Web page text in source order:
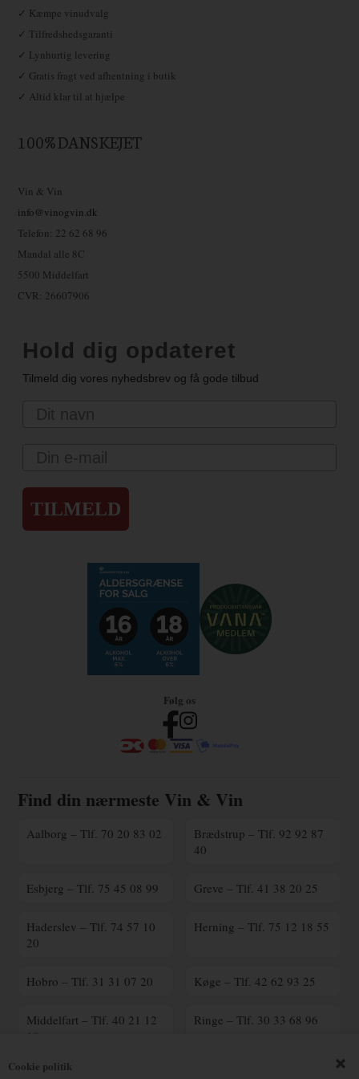
Cookie politik
✓ Kæmpe vinudvalg
✓ Tilfredshedsgaranti
✓ Lynhurtig levering
✓ Gratis fragt ved afhentning i butik
✓ Altid klar til at hjælpe
100% DANSKEJET
Vin & Vin
info@vinogvin.dk
Telefon: 22 62 68 96
Mandal alle 8C
5500 Middelfart
CVR: 26607906
Hold dig opdateret
Tilmeld dig vores nyhedsbrev og få gode tilbud
TILMELD
Følg os
Find din nærmeste Vin & Vin
Aalborg – Tlf. 70 20 83 02
Brædstrup – Tlf. 92 92 87
40
Esbjerg – Tlf. 75 45 08 99 Greve – Tlf. 41 38 20 25
Haderslev – Tlf. 74 57 10
20
Herning – Tlf. 75 12 18 55
Hobro – Tlf. 31 31 07 20 Køge – Tlf. 42 62 93 25
Middelfart – Tlf. 40 21 12
Ringe – Tlf. 30 33 68 96
Ringsted – Tlf. 70 25 41